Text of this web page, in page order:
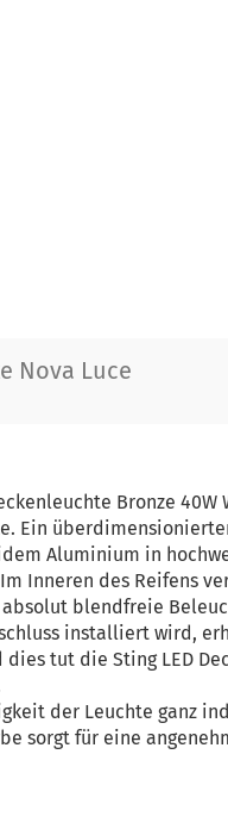
Nova Luce
Bronze
Ein
Aluminium in
Inneren des Reifens
absolut blendfreie
installiert wird,
tut die Sting LED
der Leuchte ganz
sorgt für eine